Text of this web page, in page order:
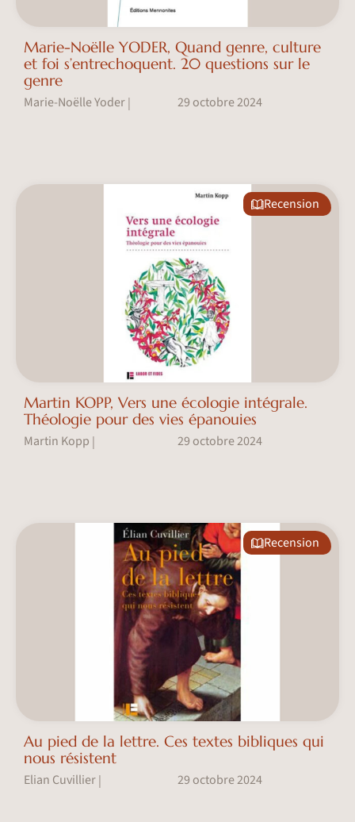
Marie-Noëlle YODER, Quand genre, culture
et foi s’entrechoquent. 20 questions sur le
genre
Marie-Noëlle Yoder| 29 octobre 2024
Recension
Martin KOPP, Vers une écologie intégrale.
Théologie pour des vies épanouies
Martin Kopp | 29 octobre 2024
Recension
Au pied de la lettre. Ces textes bibliques qui
nous résistent
Elian Cuvillier| 29 octobre 2024